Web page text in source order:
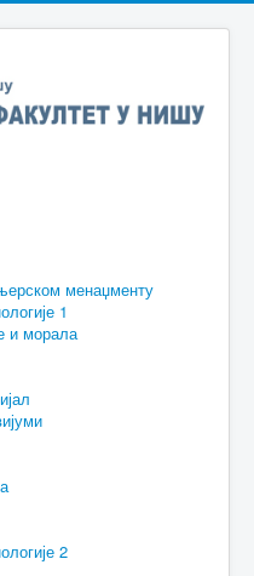
менаџменту
1
и морала
2